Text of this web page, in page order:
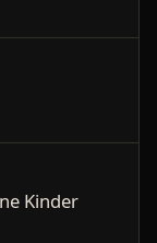
Kinder